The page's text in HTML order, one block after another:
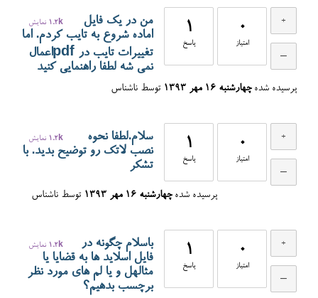
0
امتیاز
1
پاسخ
1.2k نمایش
من در یک فایل
اماده شروع به تایب کردم. اما
تغییرات تایب در pdfاعمال
نمی شه لطفا راهنمایی کنید
پرسیده شده چهارشنبه ۱۶ مهر ۱۳۹۳ توسط ناشناس
0
امتیاز
1
پاسخ
1.2k نمایش
سلام.لطفا نحوه
نصب لاتک رو توضیح بدید. با
تشکر
پرسیده شده چهارشنبه ۱۶ مهر ۱۳۹۳ توسط ناشناس
0
امتیاز
1
پاسخ
1.2k نمایش
باسلام چگونه در
فایل اسلاید ها به قضایا یا
مثالهل و یا لم های مورد نظر
برچسب بدهیم؟